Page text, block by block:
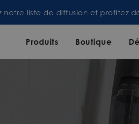
notre liste de diffusion et profitez
Produits Boutique